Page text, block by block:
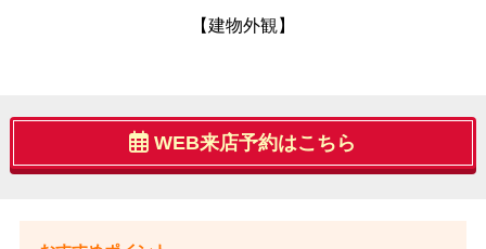
【建物外観】
WEB来店予約はこちら